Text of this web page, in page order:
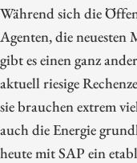
Während sich die
Agenten, die
gibt es einen ganz
aktuell riesige
sie brauchen extrem
auch die Energie
heute mit SAP ein